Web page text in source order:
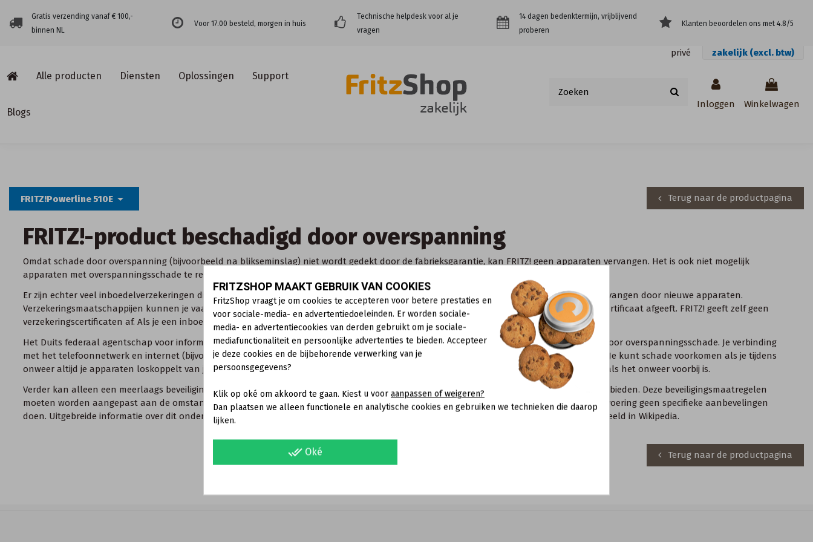
Gratis verzending vanaf € 100,-
binnen NL
Voor 17.00 besteld, morgen in huis
Technische helpdesk voor al je
vragen
14 dagen bedenktermijn, vrijblijvend
proberen
Klanten beoordelen ons met 4.8/5
privé zakelijk (excl. btw)
Alle producten Diensten Oplossingen Support
Blogs
Inloggen Winkelwagen
FRITZ!Powerline 510Earrow_drop_down Terug naar de productpagina
FRITZ!-product beschadigd door overspanning
Omdat schade door overspanning (bijvoorbeeld na blikseminslag) niet wordt gedekt door de fabrieksgarantie, kan FRITZ! geen apparaten vervangen. Het is ook niet mogelijk
apparaten met overspanningsschade te repareren, omdat de vernielde micro-elektronische onderdelen niet kunnen worden vervangen.
Er zijn echter veel inboedelverzekeringen die de kosten dekken als elektronische apparaten met overspanningsschade moeten worden vervangen door nieuwe apparaten.
Verzekeringsmaatschappijen kunnen je vaak doorverwijzen naar een taxateur die je apparaat onderzoekt en een overeenkomstig schadecertificaat afgeeft. FRITZ! geeft zelf geen
verzekeringscertificaten af. Als je een inboedelverzekering hebt afgesloten, verkrijg je meer informatie hierover bij je verzeringsmaatschappij.
Het Duits federaal agentschap voor informatiebeveiliging informeert via de website dat het elektriciteitsnet niet de enige mogelijke bron is voor overspanningsschade. Je verbinding
met het telefoonnetwerk en internet (bijvoorbeeld via de DSL-verbinding) kan ook een bron voor schade zijn voor aangesloten apparaten. Je kunt schade voorkomen als je tijdens
onweer altijd je apparaten loskoppelt van je DSL-aansluiting, het telefoonnetwerk en de stroomtoevoer. Sluit de apparaten pas weer aan als het onweer voorbij is.
Verder kan alleen een meerlaags beveiligingssysteem volgens de betreffende standaard voor bliksembeveiliging betrouwbare bescherming bieden. Deze beveiligingsmaatregelen
moeten worden aangepast aan de omstandigheden van jouw locatie (concept van energiecoördinatie), en daarom kunnen we voor de uitvoering geen specifieke aanbevelingen
doen. Uitgebreide informatie over dit onderwerp vind je door op internet te zoeken naar ‘overspanning’/‘overspanningsbeveiliging’, bijvoorbeeld in Wikipedia.
Terug naar de productpagina
FRITZSHOP MAAKT GEBRUIK VAN COOKIES
FritzShop vraagt je om cookies te accepteren voor betere prestaties en
voor sociale-media- en advertentiedoeleinden. Er worden sociale-
media- en advertentiecookies van derden gebruikt om je sociale-
mediafunctionaliteit en persoonlijke advertenties te bieden. Accepteer
je deze cookies en de bijbehorende verwerking van je
persoonsgegevens?
Klik op oké om akkoord te gaan. Kiest u voor aanpassen of weigeren?
Dan plaatsen we alleen functionele en analytische cookies en gebruiken we technieken die daarop
lijken.
done_all Oké